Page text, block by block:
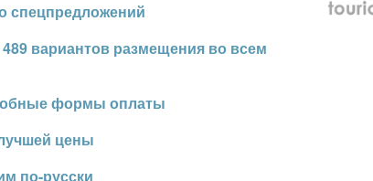
спецпредложений
вариантов размещения во всем
формы оплаты
цены
по-русски